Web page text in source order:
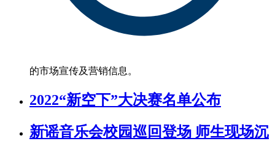
的市场宣传及营销信息。
2022“新空下”大决赛名单公布
新谣音乐会校园巡回登场 师生现场沉